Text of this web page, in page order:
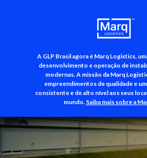
A GLP Brasil agora é Marq Logistics,
desenvolvimento e operação de
modernas. A missão da Marq
empreendimentos de qualidade e
consistente e de alto nível aos seus
mundo. Saiba mais sobre a